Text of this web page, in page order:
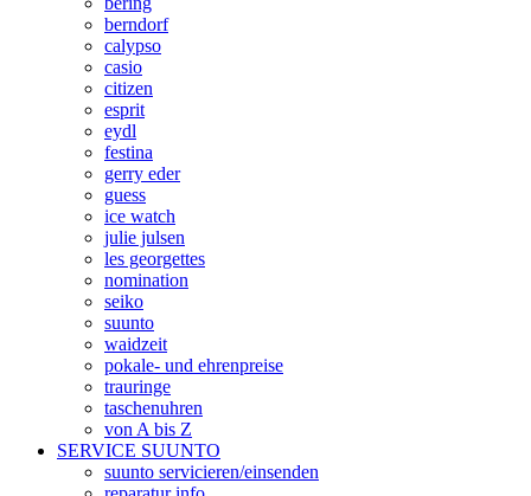
berndorf
calypso
casio
citizen
esprit
eydl
festina
gerry eder
guess
ice watch
julie julsen
les georgettes
nomination
seiko
suunto
waidzeit
pokale- und ehrenpreise
trauringe
taschenuhren
von A bis Z
SERVICE SUUNTO
suunto servicieren/einsenden